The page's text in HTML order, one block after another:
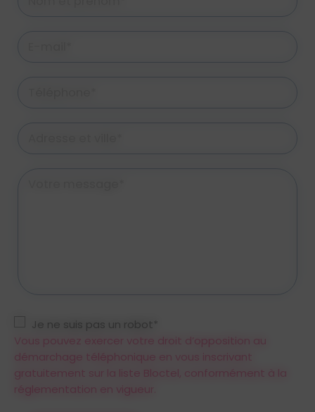
Je ne suis pas un robot*
Vous pouvez exercer votre droit d’opposition au
démarchage téléphonique en vous inscrivant
gratuitement sur la liste Bloctel, conformément à la
réglementation en vigueur.